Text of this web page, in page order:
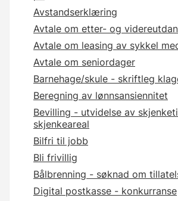
Avstandserklæring
Avtale om etter- og
Avtale om leasing av sykkel
Avtale om seniordager
Barnehage/skule - skriftleg
Beregning av lønnsansiennitet
Bevilling - utvidelse av
skjenkeareal
Bilfri til jobb
Bli frivillig
Bålbrenning - søknad om
Digital postkasse - konkurranse